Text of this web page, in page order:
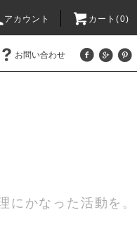
アカウント カート(0)
お問い合わせ
にかなった活動を。